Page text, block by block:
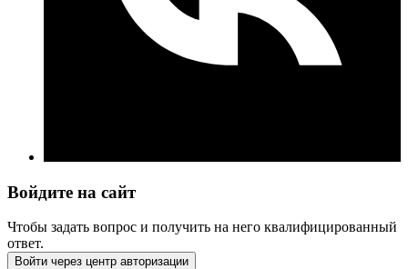
Войдите на сайт
Чтобы задать вопрос и получить на него квалифицированный
ответ.
Войти через центр авторизации